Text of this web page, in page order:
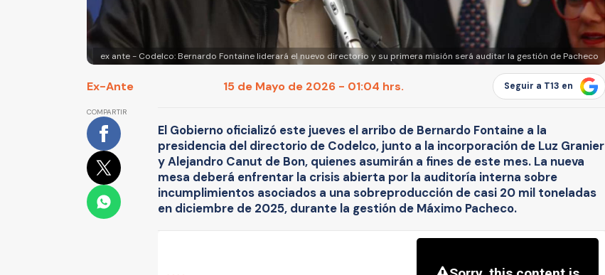
ex ante - Codelco: Bernardo Fontaine liderará el nuevo directorio y su primera misión será auditar la gestión de Pacheco
Ex-Ante 15 de Mayo de 2026 - 01:04 hrs. Seguir a T13 en
COMPARTIR
El Gobierno oficializó este jueves el arribo de Bernardo Fontaine a la
presidencia del directorio de Codelco, junto a la incorporación de Luz Granier
y Alejandro Canut de Bon, quienes asumirán a fines de este mes. La nueva
mesa deberá enfrentar la crisis abierta por la auditoría interna sobre
incumplimientos asociados a una sobreproducción de casi 20 mil toneladas
en diciembre de 2025, durante la gestión de Máximo Pacheco.